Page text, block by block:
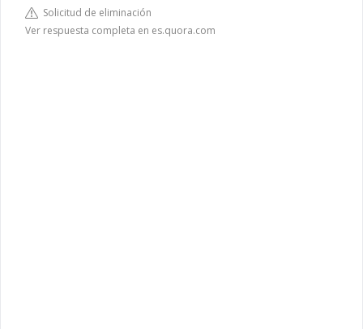
Solicitud de eliminación
Ver respuesta completa en es.quora.com